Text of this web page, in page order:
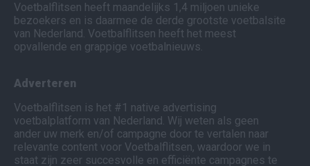
Voetbalflitsen heeft maandelijks 1,4 miljoen unieke
bezoekers en is daarmee de derde grootste voetbalsite
van Nederland. Voetbalflitsen heeft het meest
opvallende en grappige voetbalnieuws.
Adverteren
Voetbalflitsen is het #1 native advertising
voetbalplatform van Nederland. Wij weten als geen
ander uw merk en/of campagne door te vertalen naar
relevante content voor Voetbalflitsen, waardoor we in
staat zijn zeer succesvolle en efficiënte campagnes te